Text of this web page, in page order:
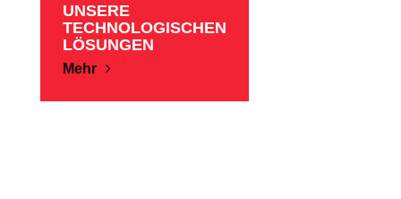
UNSERE
TECHNOLOGISCHEN
LÖSUNGEN
Mehr